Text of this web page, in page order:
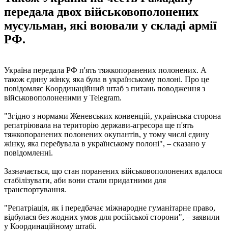
передала двох військовополонених
мусульман, які воювали у складі армії
РФ.
Україна передала РФ п'ять тяжкопоранених полонених. А
також єдину жінку, яка була в українському полоні. Про це
повідомляє Координаційний штаб з питань поводження з
військовополоненими у Telegram.
"Згідно з нормами Женевських конвенцій, українська сторона
репатріювала на територію держави-агресора ще п'ять
тяжкопоранених полонених окупантів, у тому числі єдину
жінку, яка перебувала в українському полоні", – сказано у
повідомленні.
Зазначається, що стан поранених військовополонених вдалося
стабілізувати, аби вони стали придатними для
транспортування.
"Репатріація, як і передбачає міжнародне гуманітарне право,
відбулася без жодних умов для російської сторони", – заявили
у Координаційному штабі.